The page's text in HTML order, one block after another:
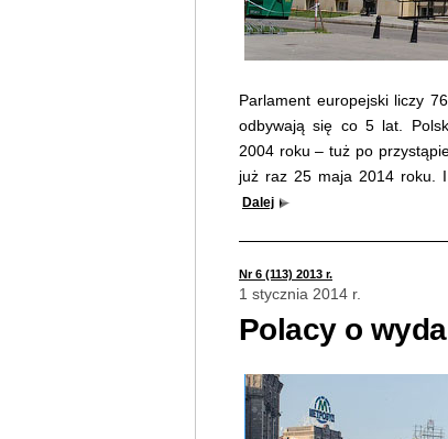
Parlament europejski liczy
odbywają się co 5 lat.
2004 roku – tuż po
już raz 25 maja 2014 roku. I
Dalej
Nr 6 (113) 2013 r.
1 stycznia 2014 r.
Polacy o